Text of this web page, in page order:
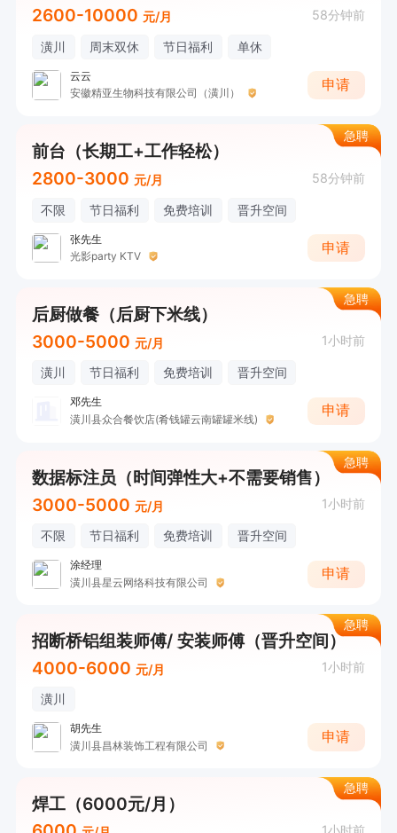
2600-10000 元/月 58分钟前
潢川 周末双休 节日福利 单休
云云
安徽精亚生物科技有限公司（潢川）
申请
急聘
前台（长期工+工作轻松）
2800-3000 元/月 58分钟前
不限 节日福利 免费培训 晋升空间
张先生
光影party KTV
申请
急聘
后厨做餐（后厨下米线）
3000-5000 元/月 1小时前
潢川 节日福利 免费培训 晋升空间
邓先生
潢川县众合餐饮店(肴钱罐云南罐罐米线)
申请
急聘
数据标注员（时间弹性大+不需要销售）
3000-5000 元/月 1小时前
不限 节日福利 免费培训 晋升空间
涂经理
潢川县星云网络科技有限公司
申请
急聘
招断桥铝组装师傅/ 安装师傅（晋升空间）
4000-6000 元/月 1小时前
潢川
胡先生
潢川县昌林装饰工程有限公司
申请
急聘
焊工（6000元/月）
1小时前